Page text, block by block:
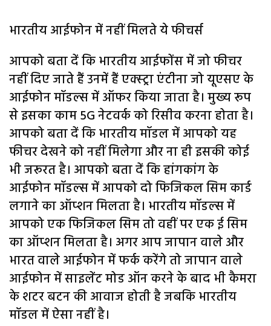
भारतीय आईफोन में नहीं मिलते ये फीचर्स
आपको बता दें कि भारतीय आईफोंस में जो फीचर
नहीं दिए जाते हैं उनमें हैं एक्स्ट्रा एंटीना जो यूएसए के
आईफोन मॉडल्स में ऑफर किया जाता है। मुख्य रूप
से इसका काम 5G नेटवर्क को रिसीव करना होता है।
आपको बता दें कि भारतीय मॉडल में आपको यह
फीचर देखने को नहीं मिलेगा और ना ही इसकी कोई
भी जरूरत है। आपको बता दें कि हांगकांग के
आईफोन मॉडल्स में आपको दो फिजिकल सिम कार्ड
लगाने का ऑप्शन मिलता है। भारतीय मॉडल्स में
आपको एक फिजिकल सिम तो वहीं पर एक ई सिम
का ऑप्शन मिलता है। अगर आप जापान वाले और
भारत वाले आईफोन में फर्क करेंगे तो जापान वाले
आईफोन में साइलेंट मोड ऑन करने के बाद भी कैमरा
के शटर बटन की आवाज होती है जबकि भारतीय
मॉडल में ऐसा नहीं है।